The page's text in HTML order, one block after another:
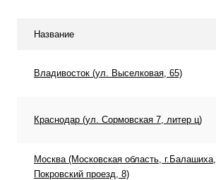
Название
Владивосток (ул. Выселковая, 65)
Краснодар (ул. Сормовская 7, литер ц)
Москва (Московская область, г.Балашиха,
Покровский проезд, 8)